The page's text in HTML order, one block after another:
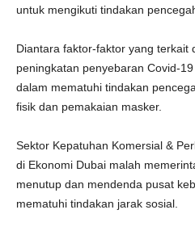
untuk mengikuti tindakan
Diantara faktor-faktor yang terkait
peningkatan penyebaran Covid-
dalam mematuhi tindakan
fisik dan pemakaian masker.
Sektor Kepatuhan Komersial &
di Ekonomi Dubai malah
menutup dan mendenda pusat
mematuhi tindakan jarak sosial.